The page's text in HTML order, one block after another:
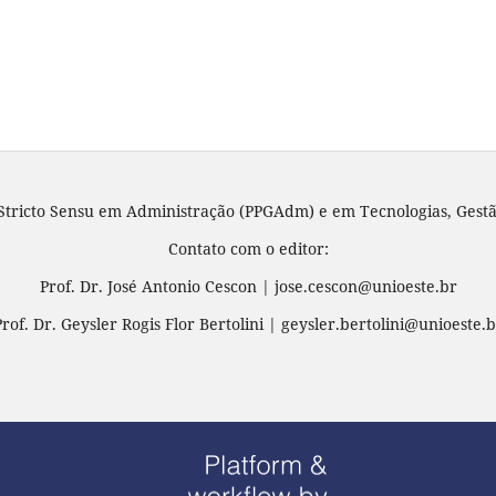
Sensu em Administração (PPGAdm) e em Tecnologias,
Contato com o editor:
Prof. Dr. José Antonio Cescon | jose.cescon@unioeste.br
Dr. Geysler Rogis Flor Bertolini |